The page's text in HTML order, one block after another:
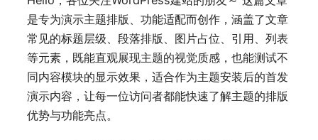
是专为演示主题排版、功能适配而创作，涵盖了文章
常见的标题层级、段落排版、图片占位、引用、列表
等元素，既能直观展现主题的视觉质感，也能测试不
同内容模块的显示效果，适合作为主题安装后的首发
演示内容，让每一位访问者都能快速了解主题的排版
优势与功能亮点。